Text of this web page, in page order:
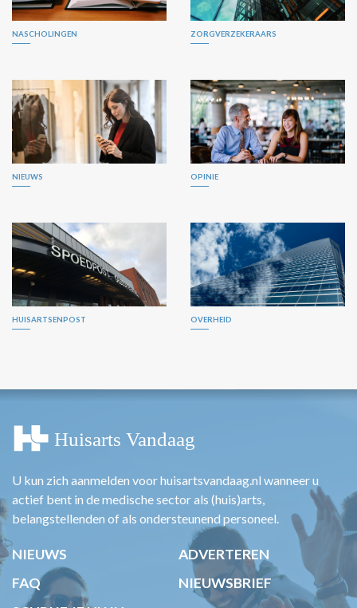
NASCHOLINGEN ZORGVERZEKERAARS
NIEUWS OPINIE
HUISARTSENPOST OVERHEID
U kun zich aanmelden voor huisartsvandaag.nl wanneer u
actief bent in de medische sector als (huis)arts,
belangstellenden of als ondersteunend personeel.
NIEUWS
ADVERTEREN
FAQ
NIEUWSBRIEF